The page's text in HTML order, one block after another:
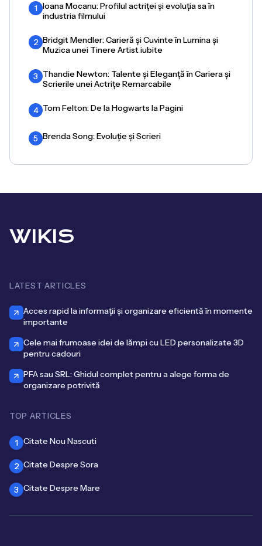
1 Ioana Mocanu: Profilul actriței și evoluția sa în
industria filmului
2 Bridgit Mendler: Carieră și Cuvinte în Lumina și
Muzica unei Tinere Artist iubite
3 Thandie Newton: Talente și Eleganță în Cariera și
Scrierile unei Actrițe Remarcabile
4 Tom Felton: De la Hogwarts la Pagini
5 Brenda Song: Evoluție și Scrieri
WIKIS
LATEST ARTICLES
Acces rapid la informații și organizare eficientă în momente
importante
Cele mai frumoase idei de lămpi cu LED personalizate 3D
pentru cadouri
PFA sau SRL: Ghidul complet pentru a alege forma de
organizare potrivită
TOP ARTICLES
1 Citate Nou Nascuti
2 Citate Despre Sora
3 Citate Despre Mare